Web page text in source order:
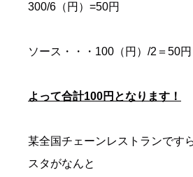
300/6（円）=50円
ソース・・・100（円）/2＝50円
よって合計100円となります！
某全国チェーンレストランです
スタがなんと